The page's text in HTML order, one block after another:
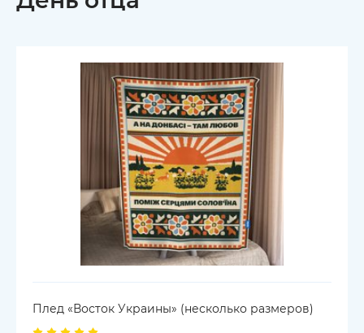
Плед «Восток Украины» (несколько размеров)